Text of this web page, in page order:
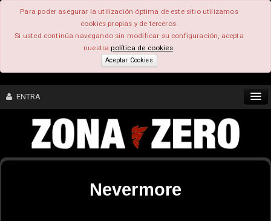
Para poder asegurar la utilización óptima de este sitio utilizamos
cookies propias y de terceros.
Si usted continúa navegando sin modificar su configuración, acepta
nuestrapolítica de cookies.
Aceptar Cookies
ENTRA
CONTENIDO
Nevermore